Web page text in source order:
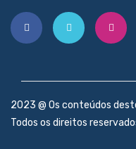
2023 @ Os conteúdos
Todos os direitos